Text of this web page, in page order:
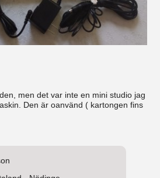
men det var inte en mini studio jag
Den är oanvänd ( kartongen fins